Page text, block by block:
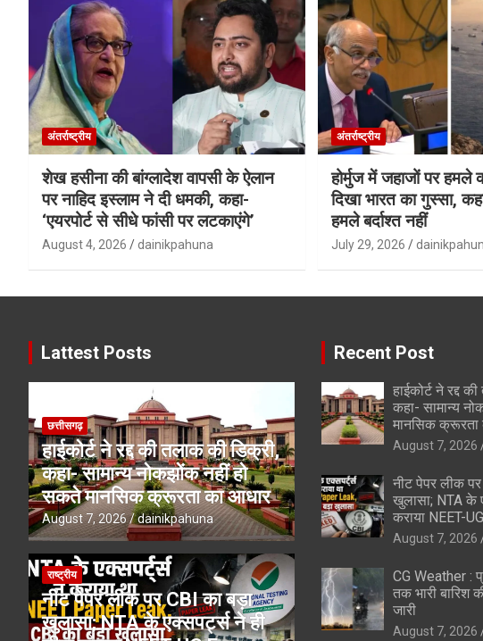
अंतर्राष्ट्रीय
शेख हसीना की बांग्लादेश वापसी के ऐलान
पर नाहिद इस्लाम ने दी धमकी, कहा-
‘एयरपोर्ट से सीधे फांसी पर लटकाएंगे’
August 4, 2026 dainikpahuna
अंतर्राष्ट्रीय
होर्मुज में जहाजों पर
दिखा भारत का गुस्सा,
हमले बर्दाश्त नहीं
July 29, 2026
Lattest Posts
छत्तीसगढ़
हाईकोर्ट ने रद्द की तलाक की डिक्री,
कहा- सामान्य नोकझोंक नहीं हो
सकते मानसिक क्रूरता का आधार
August 7, 2026 dainikpahuna
राष्ट्रीय
नीट पेपर लीक पर CBI का बड़ा
खुलासा; NTA के एक्सपर्ट्स ने ही
Recent Post
हाईकोर्ट ने रद्द
कहा- सामान्य
मानसिक क्रूरता
August 7, 2026
नीट पेपर लीक
खुलासा; NTA के
कराया NEET-
August 7, 2026
CG Weather :
तक भारी बारिश
जारी
August 7, 2026